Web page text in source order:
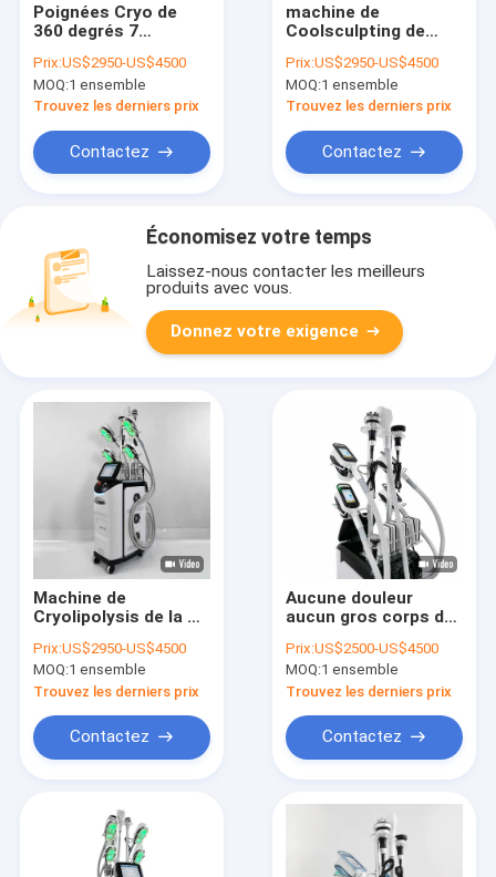
Poignées Cryo de
360 degrés 7
machine, grosse
machine de
congélation 650nm
Prix:US$2950-US$4500
MOQ:1 ensemble
Trouvez les derniers prix
Contactez
machine de
Coolsculpting de
240V 800W
Prix:US$2950-US$4500
MOQ:1 ensemble
Trouvez les derniers prix
Contactez
Économisez votre temps
Laissez-nous contacter les meilleurs
produits avec vous.
Donnez votre exigence
Machine de
Cryolipolysis de la CE
de Cryolipolysis
amincissant la
machine
Prix:US$2950-US$4500
MOQ:1 ensemble
Trouvez les derniers prix
Contactez
Aucune douleur
aucun gros corps de
sculptant la machine
650nm
Prix:US$2500-US$4500
MOQ:1 ensemble
Trouvez les derniers prix
Contactez